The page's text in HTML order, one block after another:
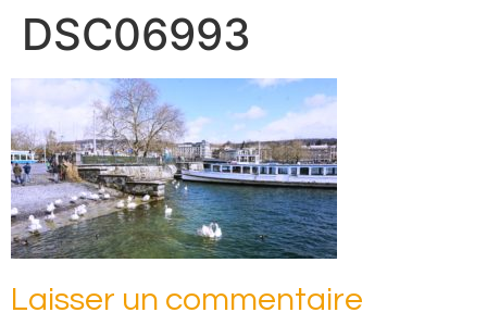
DSC06993
Laisser un commentaire